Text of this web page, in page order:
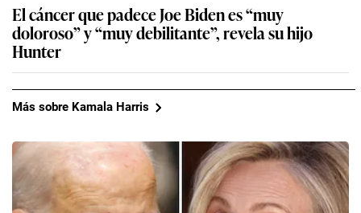
El cáncer que padece Joe Biden es “muy
doloroso” y “muy debilitante”, revela su hijo
Hunter
Más sobre Kamala Harris